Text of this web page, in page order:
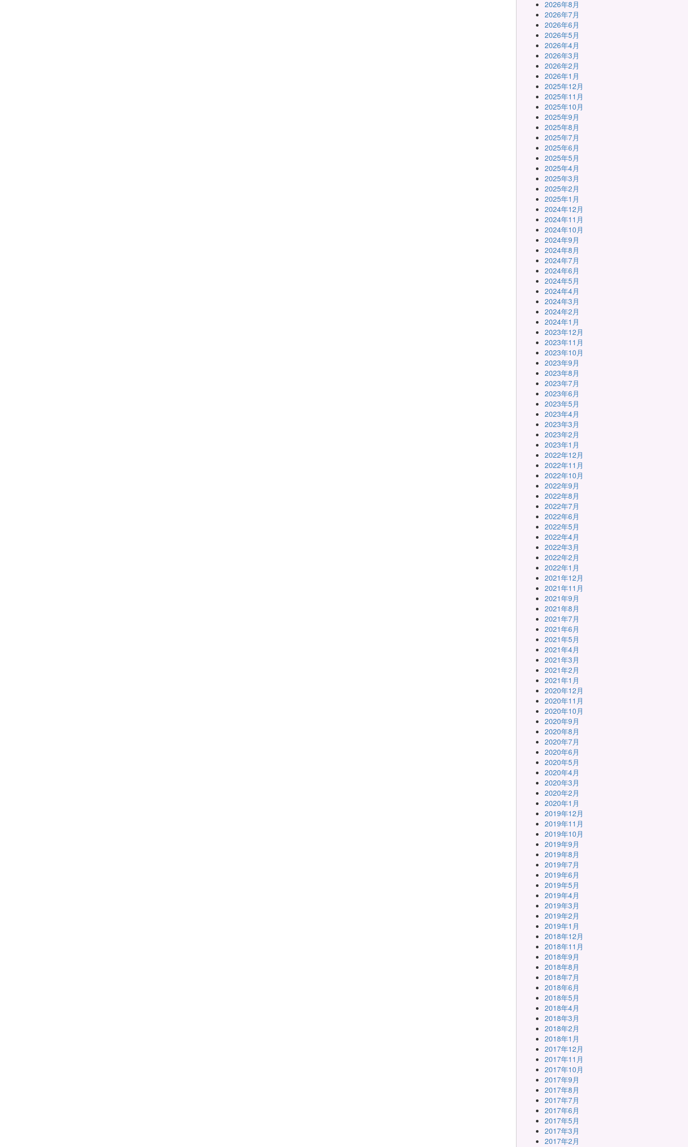
2026年8月
2026年7月
2026年6月
2026年5月
2026年4月
2026年3月
2026年2月
2026年1月
2025年12月
2025年11月
2025年10月
2025年9月
2025年8月
2025年7月
2025年6月
2025年5月
2025年4月
2025年3月
2025年2月
2025年1月
2024年12月
2024年11月
2024年10月
2024年9月
2024年8月
2024年7月
2024年6月
2024年5月
2024年4月
2024年3月
2024年2月
2024年1月
2023年12月
2023年11月
2023年10月
2023年9月
2023年8月
2023年7月
2023年6月
2023年5月
2023年4月
2023年3月
2023年2月
2023年1月
2022年12月
2022年11月
2022年10月
2022年9月
2022年8月
2022年7月
2022年6月
2022年5月
2022年4月
2022年3月
2022年2月
2022年1月
2021年12月
2021年11月
2021年9月
2021年8月
2021年7月
2021年6月
2021年5月
2021年4月
2021年3月
2021年2月
2021年1月
2020年12月
2020年11月
2020年10月
2020年9月
2020年8月
2020年7月
2020年6月
2020年5月
2020年4月
2020年3月
2020年2月
2020年1月
2019年12月
2019年11月
2019年10月
2019年9月
2019年8月
2019年7月
2019年6月
2019年5月
2019年4月
2019年3月
2019年2月
2019年1月
2018年12月
2018年11月
2018年9月
2018年8月
2018年7月
2018年6月
2018年5月
2018年4月
2018年3月
2018年2月
2018年1月
2017年12月
2017年11月
2017年10月
2017年9月
2017年8月
2017年7月
2017年6月
2017年5月
2017年3月
2017年2月